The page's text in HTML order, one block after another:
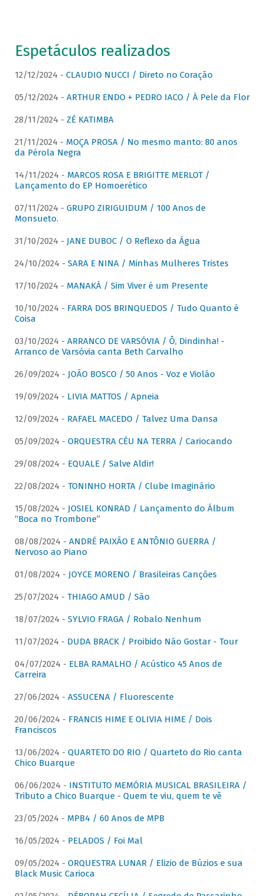
Espetáculos realizados
12/12/2024 - CLAUDIO NUCCI / Direto no Coração
05/12/2024 - ARTHUR ENDO + PEDRO IACO / À Pele da Flor
28/11/2024 - ZÉ KATIMBA
21/11/2024 - MOÇA PROSA / No mesmo manto: 80 anos
da Pérola Negra
14/11/2024 - MARCOS ROSA E BRIGITTE MERLOT /
Lançamento do EP Homoerético
07/11/2024 - GRUPO ZIRIGUIDUM / 100 Anos de
Monsueto.
31/10/2024 - JANE DUBOC / O Reflexo da Água
24/10/2024 - SARA E NINA / Minhas Mulheres Tristes
17/10/2024 - MANAKÁ / Sim Viver é um Presente
10/10/2024 - FARRA DOS BRINQUEDOS / Tudo Quanto é
Coisa
03/10/2024 - ARRANCO DE VARSÓVIA / Ô, Dindinha! -
Arranco de Varsóvia canta Beth Carvalho
26/09/2024 - JOÃO BOSCO / 50 Anos - Voz e Violão
19/09/2024 - LIVIA MATTOS / Apneia
12/09/2024 - RAFAEL MACEDO / Talvez Uma Dansa
05/09/2024 - ORQUESTRA CÉU NA TERRA / Cariocando
29/08/2024 - EQUALE / Salve Aldir!
22/08/2024 - TONINHO HORTA / Clube Imaginário
15/08/2024 - JOSIEL KONRAD / Lançamento do Álbum
“Boca no Trombone”
08/08/2024 - ANDRÉ PAIXÃO E ANTÔNIO GUERRA /
Nervoso ao Piano
01/08/2024 - JOYCE MORENO / Brasileiras Canções
25/07/2024 - THIAGO AMUD / São
18/07/2024 - SYLVIO FRAGA / Robalo Nenhum
11/07/2024 - DUDA BRACK / Proibido Não Gostar - Tour
04/07/2024 - ELBA RAMALHO / Acústico 45 Anos de
Carreira
27/06/2024 - ASSUCENA / Fluorescente
20/06/2024 - FRANCIS HIME E OLIVIA HIME / Dois
Franciscos
13/06/2024 - QUARTETO DO RIO / Quarteto do Rio canta
Chico Buarque
06/06/2024 - INSTITUTO MEMÓRIA MUSICAL BRASILEIRA /
Tributo a Chico Buarque - Quem te viu, quem te vê
23/05/2024 - MPB4 / 60 Anos de MPB
16/05/2024 - PELADOS / Foi Mal
09/05/2024 - ORQUESTRA LUNAR / Elizio de Búzios e sua
Black Music Carioca